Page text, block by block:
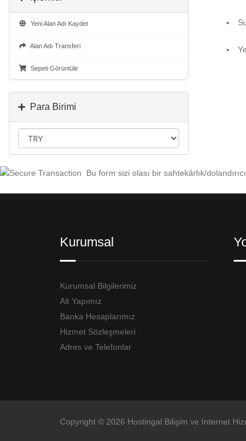
Yeni Alan Adı Kaydet
Alan Adı Transferi
Sepeti Görüntüle
Para Birimi
Bu form sizi olası bir sahtekârlık/
Kurumsal
Kurumsal Bilgilerimiz
Alt Yapımız
Banka Hesaplarımız
Hizmet Sözleşmeleri
Adres ve Telefonlar
Copyright © 2026 Hostingal Bilişim ve Internet